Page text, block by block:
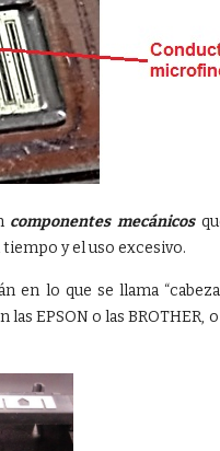
componentes mecánicos
y el uso excesivo.
en lo que se llama
las EPSON o las